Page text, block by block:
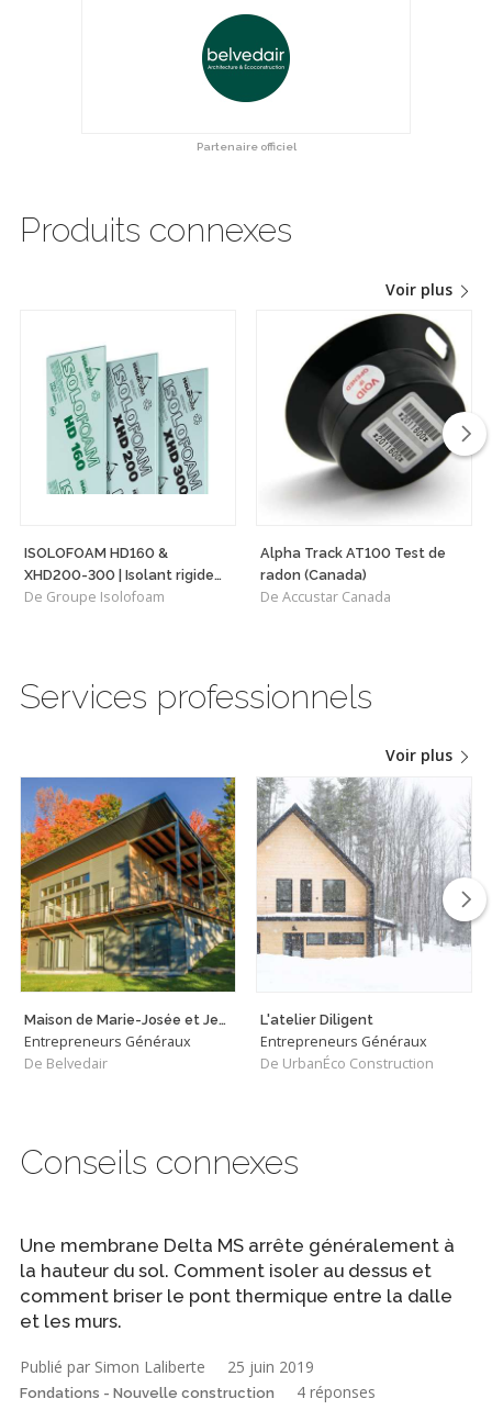
Partenaire officiel
Produits connexes
Voir plus
ISOLOFOAM HD160 &
XHD200-300 | Isolant rigide
haute densité polyvalent
De Groupe Isolofoam
Alpha Track AT100 Test de
radon (Canada)
De Accustar Canada
Services professionnels
Voir plus
Maison de Marie-Josée et Jean
Entrepreneurs Généraux
De Belvedair
L'atelier Diligent
Entrepreneurs Généraux
De UrbanÉco Construction
Conseils connexes
Une membrane Delta MS arrête généralement à
la hauteur du sol. Comment isoler au dessus et
comment briser le pont thermique entre la dalle
et les murs.
Publié par Simon Laliberte 25 juin 2019
Fondations - Nouvelle construction 4 réponses